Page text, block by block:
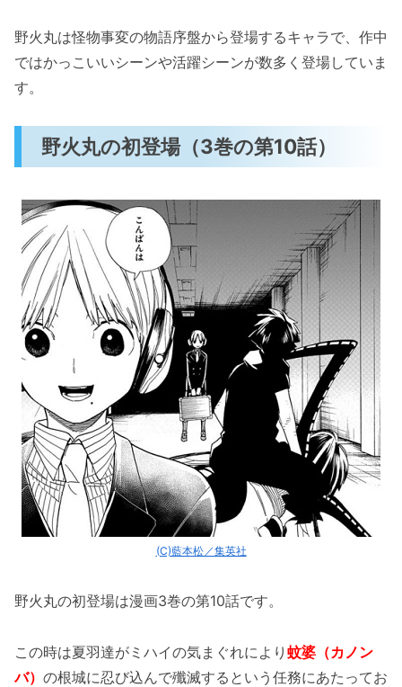
野火丸は怪物事変の物語序盤から登場するキャラで、作中
ではかっこいいシーンや活躍シーンが数多く登場していま
す。
野火丸の初登場（3巻の第10話）
(C)藍本松／集英社
野火丸の初登場は漫画3巻の第10話です。
この時は夏羽達がミハイの気まぐれにより 蚊婆（カノン
バ） の根城に忍び込んで殲滅するという任務にあたってお